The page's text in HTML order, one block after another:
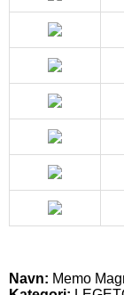
Navn: Memo